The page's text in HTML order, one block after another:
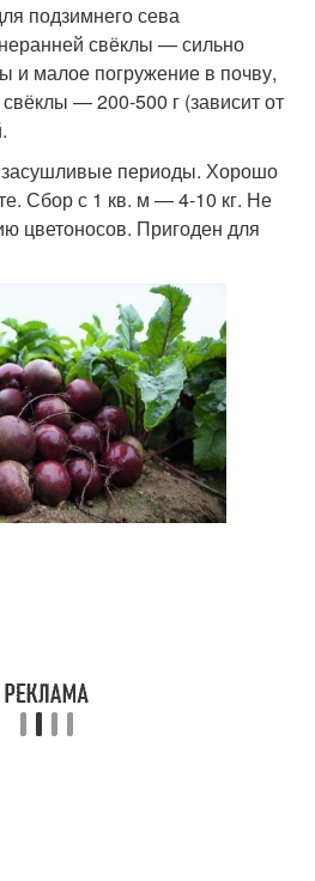
Закладки на хранение
Погреба к хранению
Погреба к зиме
подзимнего сева
свёклы — сильно
и малое погружение в почву,
— 200-500 г (зависит от
засушливые периоды. Хорошо
Сбор с 1 кв. м — 4-10 кг. Не
цветоносов. Пригоден для